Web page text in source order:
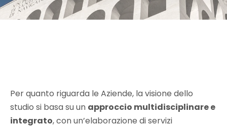
Per quanto riguarda le Aziende, la visione dello
studio si basa su un approccio multidisciplinare e
integrato, con un’elaborazione di servizi